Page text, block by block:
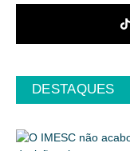
DESTAQUES